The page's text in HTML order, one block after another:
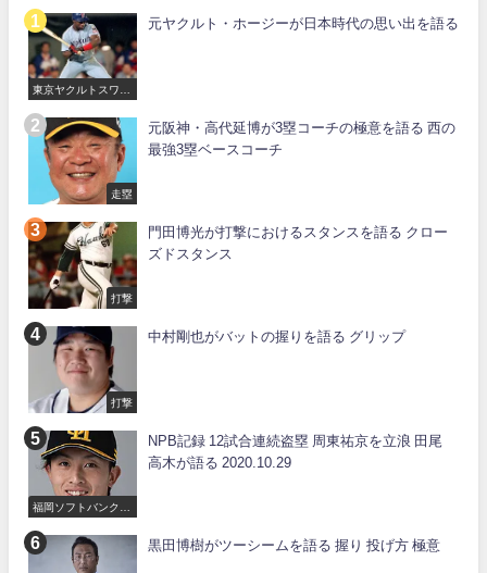
東京ヤクルトスワロ
元ヤクルト・ホージーが日本時代の思い出を語る
走塁
元阪神・高代延博が3塁コーチの極意を語る 西の
最強3塁ベースコーチ
打撃
門田博光が打撃におけるスタンスを語る クロー
ズドスタンス
打撃
中村剛也がバットの握りを語る グリップ
福岡ソフトバンクホ
NPB記録 12試合連続盗塁 周東祐京を立浪 田尾
高木が語る 2020.10.29
黒田博樹がツーシームを語る 握り 投げ方 極意